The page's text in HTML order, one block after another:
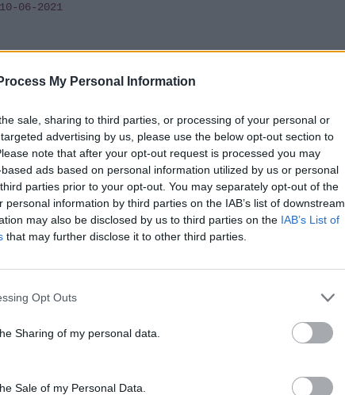
My Personal Information
sale, sharing to third parties, or processing of your personal or
advertising by us, please use the below opt-out section to
note that after your opt-out request is processed you may
ads based on personal information utilized by us or personal
parties prior to your opt-out. You may separately opt-out of the
information by third parties on the IAB’s list of downstream
may also be disclosed by us to third parties on the IAB’s List of
that may further disclose it to other third parties.
Opt Outs
Sharing of my personal data.
Sale of my Personal Data.
06-2021
στα... τυφλά! Αυτοί είναι οι 4
@10-06-2021
Ημιτελικός: Κόλαφος η Δέδε -
06-2021